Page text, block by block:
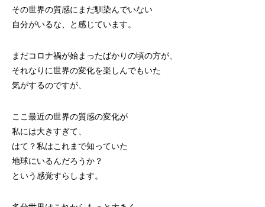
その世界の質感にまだ馴染んでいない
自分がいるな、と感じています。
まだコロナ禍が始まったばかりの頃の方が、
それなりに世界の変化を楽しんでもいた
気がするのですが、
ここ最近の世界の質感の変化が
私には大きすぎて、
はて？私はこれまで知っていた
地球にいるんだろうか？
という感覚すらします。